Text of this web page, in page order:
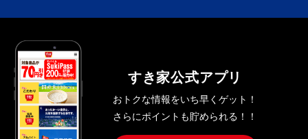
すき家公式アプリ
おトクな情報をいち早くゲット！
さらにポイントも貯められる！！